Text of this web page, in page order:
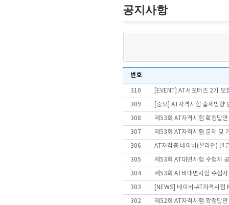
공지사항
번호
310 [EVENT] AT서포터즈 2기 모
309 [중요] AT자격시험 출제방향
308 제53회 AT자격시험 확정답
307 제53회 AT자격시험 문제 및
306 AT자격증 네이버(온라인) 발
305 제53회 AT대면시험 수험자
304 제53회 AT비대면시험 수험
303 [NEWS] 네이버-AT자격시험
302 제52회 AT자격시험 확정답